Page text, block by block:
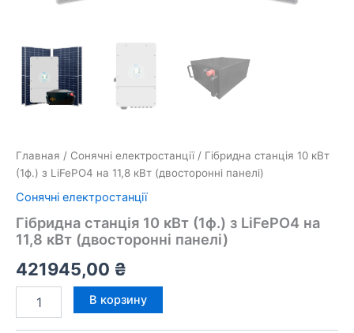
Главная / Сонячні електростанції/ Гібридна станція 10 кВт
(1ф.) з LiFePO4 на 11,8 кВт (двосторонні панелі)
Сонячні електростанції
Гібридна станція 10 кВт (1ф.) з LiFePO4 на
11,8 кВт (двосторонні панелі)
421945,00 ₴
товара
В корзину